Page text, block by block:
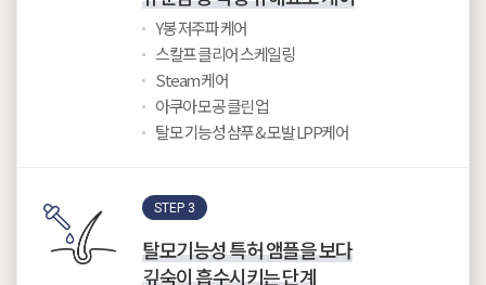
Y봉 저주파 케어
스칼프 클리어 스케일링
Steam 케어
아쿠아 모공 클린 업
탈모 기능성 샴푸 & 모발 LPP케어
STEP 3
탈모기능성 특허 앰플을 보다
깊숙이 흡수시키는 단계